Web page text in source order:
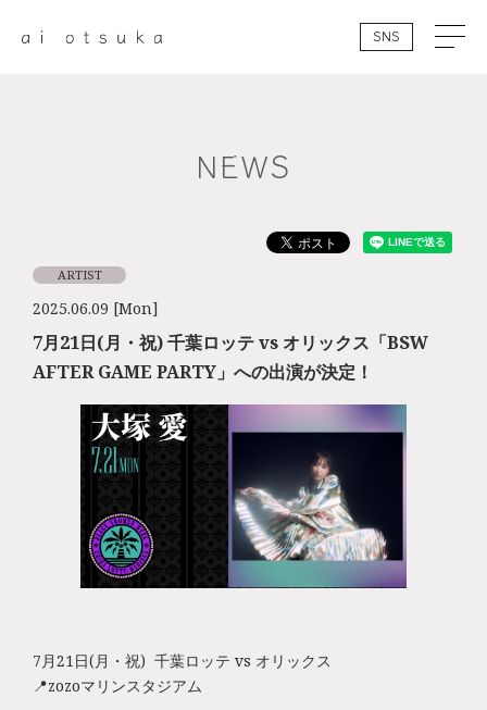
SNS
NEWS
2025.06.09 [Mon]
ARTIST
7月21日(月・祝) 千葉ロッテ vs オリックス「BSW
AFTER GAME PARTY」への出演が決定！
7月21日(月・祝) 千葉ロッテ vs オリックス
📍zozoマリンスタジアム